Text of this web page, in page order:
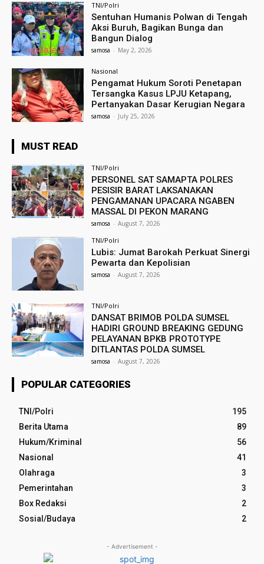
TNI/Polri
Sentuhan Humanis Polwan di Tengah
Aksi Buruh, Bagikan Bunga dan
Bangun Dialog
samosa - May 2, 2026
Nasional
Pengamat Hukum Soroti Penetapan
Tersangka Kasus LPJU Ketapang,
Pertanyakan Dasar Kerugian Negara
samosa - July 25, 2026
MUST READ
TNI/Polri
PERSONEL SAT SAMAPTA POLRES
PESISIR BARAT LAKSANAKAN
PENGAMANAN UPACARA NGABEN
MASSAL DI PEKON MARANG
samosa - August 7, 2026
TNI/Polri
Lubis: Jumat Barokah Perkuat Sinergi
Pewarta dan Kepolisian
samosa - August 7, 2026
TNI/Polri
DANSAT BRIMOB POLDA SUMSEL
HADIRI GROUND BREAKING GEDUNG
PELAYANAN BPKB PROTOTYPE
DITLANTAS POLDA SUMSEL
samosa - August 7, 2026
POPULAR CATEGORIES
TNI/Polri
195
Berita Utama
89
Hukum/Kriminal
56
Nasional
41
Olahraga
3
Pemerintahan
3
Box Redaksi
2
Sosial/Budaya
2
- Advertisement -